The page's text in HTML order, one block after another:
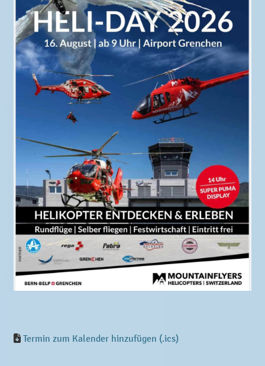
Termin zum Kalender hinzufügen (.ics)